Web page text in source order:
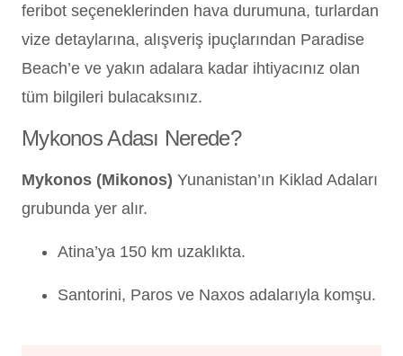
feribot seçeneklerinden hava durumuna, turlardan
vize detaylarına, alışveriş ipuçlarından Paradise
Beach’e ve yakın adalara kadar ihtiyacınız olan
tüm bilgileri bulacaksınız.
Mykonos Adası Nerede?
Mykonos (Mikonos) Yunanistan’ın Kiklad Adaları
grubunda yer alır.
Atina’ya 150 km uzaklıkta.
Santorini, Paros ve Naxos adalarıyla komşu.